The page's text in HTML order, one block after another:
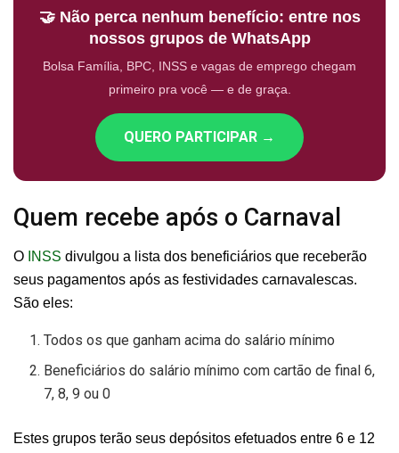
🤝 Não perca nenhum benefício: entre nos
nossos grupos de WhatsApp
Bolsa Família, BPC, INSS e vagas de emprego chegam
primeiro pra você — e de graça.
QUERO PARTICIPAR →
Quem recebe após o Carnaval
O INSS divulgou a lista dos beneficiários que receberão
seus pagamentos após as festividades carnavalescas.
São eles:
Todos os que ganham acima do salário mínimo
Beneficiários do salário mínimo com cartão de final 6,
7, 8, 9 ou 0
Estes grupos terão seus depósitos efetuados entre 6 e 12